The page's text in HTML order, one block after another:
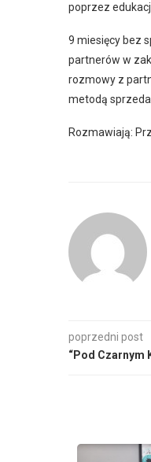
poprzez
9 miesięcy bez
partnerów w
rozmowy z
metodą
Rozmawiają:
poprzedni post
“Pod Czarnym